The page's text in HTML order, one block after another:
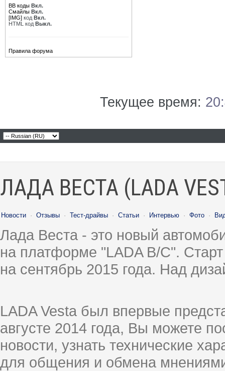
BB коды Вкл.
Смайлы Вкл.
[IMG] код Вкл.
HTML код Выкл.
Правила форума
Текущее время:
ЛАДА ВЕСТА (LADA
Новости · Отзывы · Тест-драйвы · Статьи · Интервью · Фото ·
Лада Веста - это новый
на платформе "LADA B/C".
на сентябрь 2015 года. Над
LADA Vesta был впервые
августе 2014 года, Вы можете
новости, узнать технические
для общения и обмена